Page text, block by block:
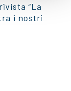
“La
i nostri